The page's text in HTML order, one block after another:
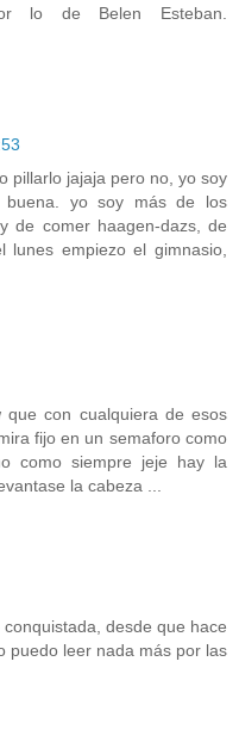
lo de Belen Esteban.
pillarlo jajaja pero no, yo soy
yo soy más de los
de comer haagen-dazs, de
empiezo el gimnasio,
que con cualquiera de esos
fijo en un semaforo como
como siempre jeje hay la
la cabeza ...
desde que hace
puedo leer nada más por las